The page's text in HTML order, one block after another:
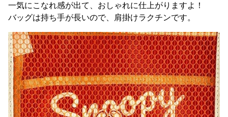
一気にこなれ感が出て、おしゃれに仕上がりますよ！
バッグは持ち手が長いので、肩掛けラクチンです。